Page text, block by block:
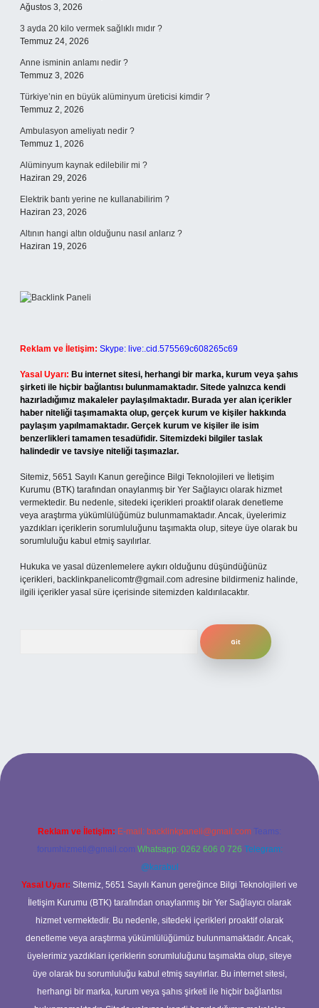
Ağustos 3, 2026
3 ayda 20 kilo vermek sağlıklı mıdır ?
Temmuz 24, 2026
Anne isminin anlamı nedir ?
Temmuz 3, 2026
Türkiye’nin en büyük alüminyum üreticisi kimdir ?
Temmuz 2, 2026
Ambulasyon ameliyatı nedir ?
Temmuz 1, 2026
Alüminyum kaynak edilebilir mi ?
Haziran 29, 2026
Elektrik bantı yerine ne kullanabilirim ?
Haziran 23, 2026
Altının hangi altın olduğunu nasıl anlarız ?
Haziran 19, 2026
Reklam ve İletişim: Skype: live:.cid.575569c608265c69
Yasal Uyarı: Bu internet sitesi, herhangi bir marka, kurum veya şahıs
şirketi ile hiçbir bağlantısı bulunmamaktadır. Sitede yalnızca kendi
hazırladığımız makaleler paylaşılmaktadır. Burada yer alan içerikler
haber niteliği taşımamakta olup, gerçek kurum ve kişiler hakkında
paylaşım yapılmamaktadır. Gerçek kurum ve kişiler ile isim
benzerlikleri tamamen tesadüfidir. Sitemizdeki bilgiler taslak
halindedir ve tavsiye niteliği taşımazlar.
Sitemiz, 5651 Sayılı Kanun gereğince Bilgi Teknolojileri ve İletişim
Kurumu (BTK) tarafından onaylanmış bir Yer Sağlayıcı olarak hizmet
vermektedir. Bu nedenle, sitedeki içerikleri proaktif olarak denetleme
veya araştırma yükümlülüğümüz bulunmamaktadır. Ancak, üyelerimiz
yazdıkları içeriklerin sorumluluğunu taşımakta olup, siteye üye olarak bu
sorumluluğu kabul etmiş sayılırlar.
Hukuka ve yasal düzenlemelere aykırı olduğunu düşündüğünüz
içerikleri, backlinkpanelicomtr@gmail.com adresine bildirmeniz halinde,
ilgili içerikler yasal süre içerisinde sitemizden kaldırılacaktır.
Reklam ve İletişim: E-mail: backlinkpaneli@gmail.com Teams:
forumhizmeti@gmail.com Whatsapp: 0262 606 0 726 Telegram:
@karabul
Yasal Uyarı: Sitemiz, 5651 Sayılı Kanun gereğince Bilgi Teknolojileri ve
İletişim Kurumu (BTK) tarafından onaylanmış bir Yer Sağlayıcı olarak
hizmet vermektedir. Bu nedenle, sitedeki içerikleri proaktif olarak
denetleme veya araştırma yükümlülüğümüz bulunmamaktadır. Ancak,
üyelerimiz yazdıkları içeriklerin sorumluluğunu taşımakta olup, siteye
üye olarak bu sorumluluğu kabul etmiş sayılırlar. Bu internet sitesi,
herhangi bir marka, kurum veya şahıs şirketi ile hiçbir bağlantısı